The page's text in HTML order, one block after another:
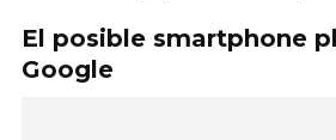
El posible smartphone
Google